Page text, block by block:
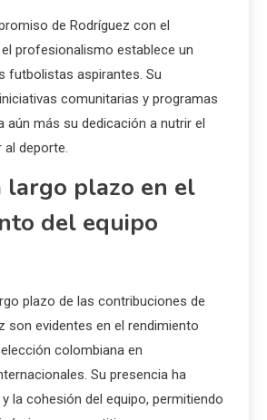
de Rodríguez con el
profesionalismo establece un
futbolistas aspirantes. Su
comunitarias y programas
aún más su dedicación a nutrir el
al deporte.
largo plazo en el
del equipo
plazo de las contribuciones de
son evidentes en el rendimiento
colombiana en
Su presencia ha
la cohesión del equipo, permitiendo